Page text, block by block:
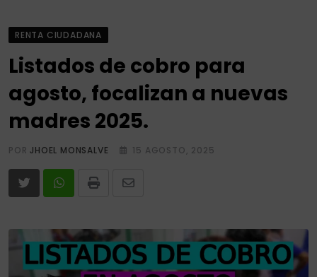
RENTA CIUDADANA
Listados de cobro para
agosto, focalizan a nuevas
madres 2025.
PORJHOEL MONSALVE 15 AGOSTO, 2025
Print
Share